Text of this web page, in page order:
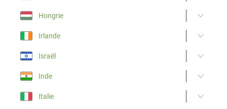
Hongrie
Irlande
Israël
Inde
Italie